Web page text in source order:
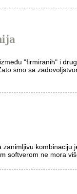
"firmiranih" i
smo sa
zanimljivu kombinaciju
softverom ne mora